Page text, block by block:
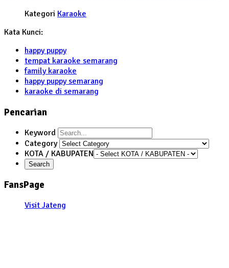
Kategori Karaoke
Kata Kunci:
happy puppy
tempat karaoke semarang
family karaoke
happy puppy semarang
karaoke di semarang
Pencarian
Keyword
Category
KOTA / KABUPATEN
FansPage
Visit Jateng